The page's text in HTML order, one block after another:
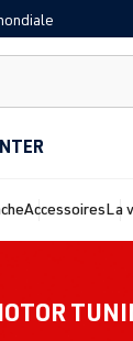
AccessoiresLa